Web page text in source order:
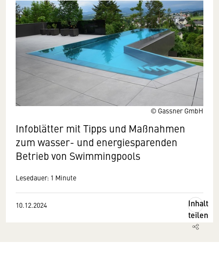
© Gassner GmbH
Infoblätter mit Tipps und Maßnahmen
zum wasser- und energiesparenden
Betrieb von Swimmingpools
Lesedauer: 1 Minute
10.12.2024
Inhalt
teilen